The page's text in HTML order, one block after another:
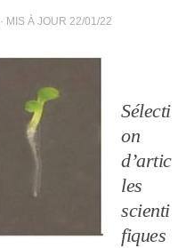
· MIS À JOUR 22/01/22
Sélecti
on
d’artic
les
scienti
fiques